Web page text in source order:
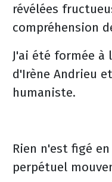
révélées
compréhension
J'ai été formée
d'Irène Andrieu
humaniste.
Rien n'est figé
perpétuel